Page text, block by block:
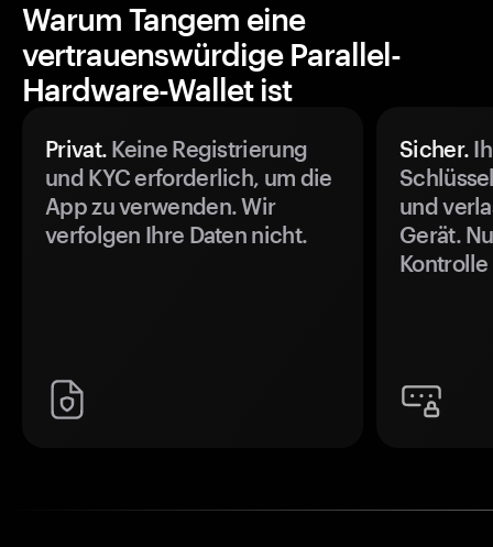
Warum Tangem eine
vertrauenswürdige Parallel-
Hardware-Wallet ist
Privat. Keine Registrierung
und KYC erforderlich, um die
App zu verwenden. Wir
verfolgen Ihre Daten nicht.
Sicher.
und
Gerät.